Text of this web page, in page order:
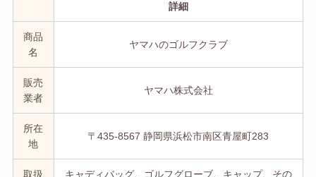
詳細
商品
名
ヤマハのゴルフクラブ
販売
業者
ヤマハ株式会社
所在
地
〒435-8567 静岡県浜松市南区青屋町283
取扱
キャディバッグ、ゴルフグローブ、キャップ、その